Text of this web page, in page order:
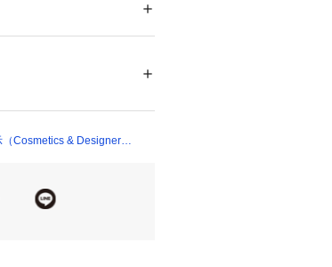
浸透*2し、ゆるぎな
ずみずしいテクスチャ
ての定義）*2 角質層ま
Cosmetics & Designer